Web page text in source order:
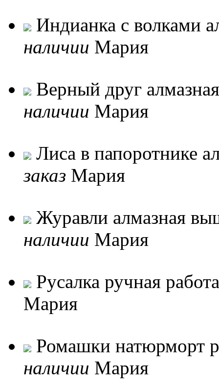
Индианка с волками
наличии Мария
Верный друг
наличии Мария
Лиса в папоротнике
заказ Мария
Журавли алмазная
наличии Мария
Русалка ручная работа
Мария
Ромашки натюрморт
наличии Мария